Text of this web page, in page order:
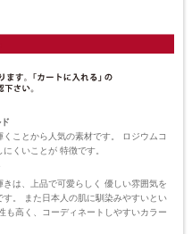
ことから人気の素材です。 ロジウムコ
くいことが 特徴です。
きは、上品で可愛らしく 優しい雰囲気を
。 また日本人の肌に馴染みやすいとい
も高く、コーディネートしやすいカラー